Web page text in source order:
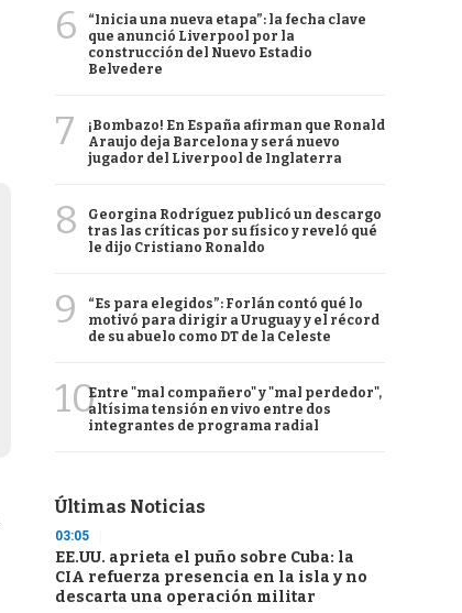
6
“Inicia una nueva etapa”: la fecha clave
que anunció Liverpool por la
construcción del Nuevo Estadio
Belvedere
7
¡Bombazo! En España afirman que Ronald
Araujo deja Barcelona y será nuevo
jugador del Liverpool de Inglaterra
8
Georgina Rodríguez publicó un descargo
tras las críticas por su físico y reveló qué
le dijo Cristiano Ronaldo
9
“Es para elegidos”: Forlán contó qué lo
motivó para dirigir a Uruguay y el récord
de su abuelo como DT de la Celeste
10Entre "mal compañero" y "mal perdedor",
altísima tensión en vivo entre dos
integrantes de programa radial
Últimas Noticias
03:05
EE.UU. aprieta el puño sobre Cuba: la
CIA refuerza presencia en la isla y no
descarta una operación militar